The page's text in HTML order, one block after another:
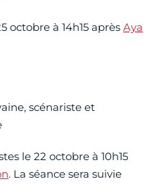
octobre à 14h15 après Aya
scénariste et
le 22 octobre à 10h15
. La séance sera suivie